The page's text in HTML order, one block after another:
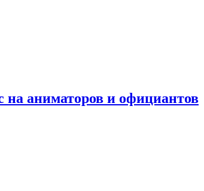
на аниматоров и официантов